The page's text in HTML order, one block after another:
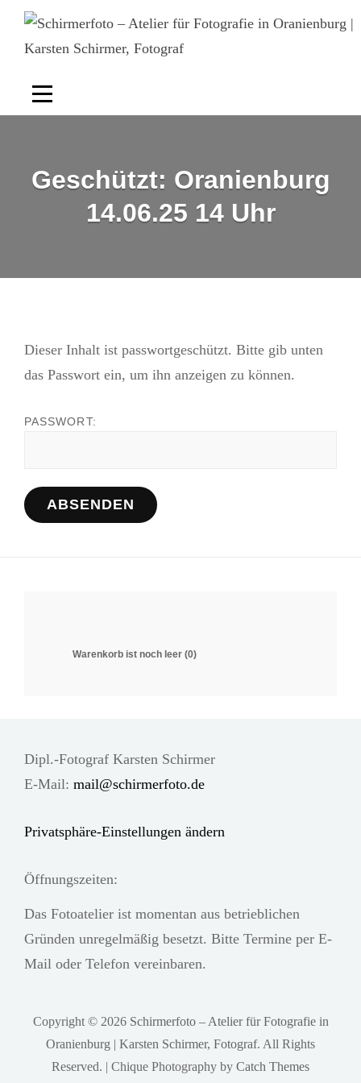
Skip
Geschützt: Oranienburg
14.06.25 14 Uhr
Dieser Inhalt ist passwortgeschützt. Bitte gib unten
das Passwort ein, um ihn anzeigen zu können.
PASSWORT:
Warenkorb ist noch leer (0)
Dipl.-Fotograf Karsten Schirmer
E-Mail: mail@schirmerfoto.de
Privatsphäre-Einstellungen ändern
Öffnungszeiten:
Das Fotoatelier ist momentan aus betrieblichen
Gründen unregelmäßig besetzt. Bitte Termine per E-
Mail oder Telefon vereinbaren.
Copyright © 2026 Schirmerfoto – Atelier für Fotografie in
Oranienburg | Karsten Schirmer, Fotograf. All Rights
Reserved. | Chique Photography by Catch Themes